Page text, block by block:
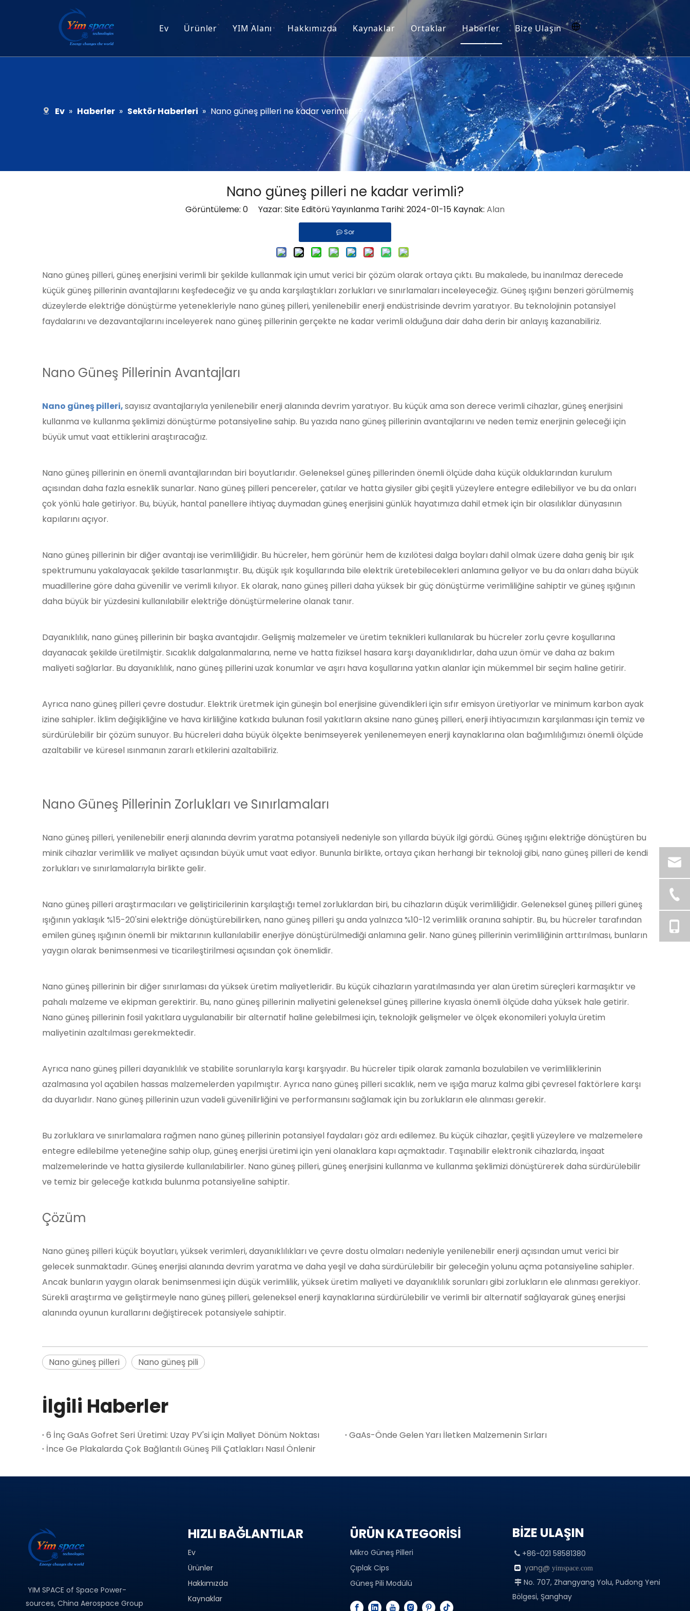
Ev Ürünler
Güneş Pili Modülü
Mikro Güneş Pilleri
Çıplak Cips
YIM Alanı Hakkımızda Kaynaklar
Teknik İpuçları
Hizmet
Ortaklar Haberler Bize Ulaşın
işe alım
Ev » Haberler » Sektör Haberleri » Nano güneş pilleri ne kadar verimlidir?
Nano güneş pilleri ne kadar verimli?
Görüntüleme: 0 Yazar: Site Editörü Yayınlanma Tarihi: 2024-01-15 Kaynak: Alan
Sor
Nano güneş pilleri, güneş enerjisini verimli bir şekilde kullanmak için umut verici bir çözüm olarak ortaya çıktı. Bu makalede, bu inanılmaz derecede
küçük güneş pillerinin avantajlarını keşfedeceğiz ve şu anda karşılaştıkları zorlukları ve sınırlamaları inceleyeceğiz. Güneş ışığını benzeri görülmemiş
düzeylerde elektriğe dönüştürme yetenekleriyle nano güneş pilleri, yenilenebilir enerji endüstrisinde devrim yaratıyor. Bu teknolojinin potansiyel
faydalarını ve dezavantajlarını inceleyerek nano güneş pillerinin gerçekte ne kadar verimli olduğuna dair daha derin bir anlayış kazanabiliriz.
Nano Güneş Pillerinin Avantajları
Nano güneş pilleri,sayısız avantajlarıyla yenilenebilir enerji alanında devrim yaratıyor. Bu küçük ama son derece verimli cihazlar, güneş enerjisini
kullanma ve kullanma şeklimizi dönüştürme potansiyeline sahip. Bu yazıda nano güneş pillerinin avantajlarını ve neden temiz enerjinin geleceği için
büyük umut vaat ettiklerini araştıracağız.
Nano güneş pillerinin en önemli avantajlarından biri boyutlarıdır. Geleneksel güneş pillerinden önemli ölçüde daha küçük olduklarından kurulum
açısından daha fazla esneklik sunarlar. Nano güneş pilleri pencereler, çatılar ve hatta giysiler gibi çeşitli yüzeylere entegre edilebiliyor ve bu da onları
çok yönlü hale getiriyor. Bu, büyük, hantal panellere ihtiyaç duymadan güneş enerjisini günlük hayatımıza dahil etmek için bir olasılıklar dünyasının
kapılarını açıyor.
Nano güneş pillerinin bir diğer avantajı ise verimliliğidir. Bu hücreler, hem görünür hem de kızılötesi dalga boyları dahil olmak üzere daha geniş bir ışık
spektrumunu yakalayacak şekilde tasarlanmıştır. Bu, düşük ışık koşullarında bile elektrik üretebilecekleri anlamına geliyor ve bu da onları daha büyük
muadillerine göre daha güvenilir ve verimli kılıyor. Ek olarak, nano güneş pilleri daha yüksek bir güç dönüştürme verimliliğine sahiptir ve güneş ışığının
daha büyük bir yüzdesini kullanılabilir elektriğe dönüştürmelerine olanak tanır.
Dayanıklılık, nano güneş pillerinin bir başka avantajıdır. Gelişmiş malzemeler ve üretim teknikleri kullanılarak bu hücreler zorlu çevre koşullarına
dayanacak şekilde üretilmiştir. Sıcaklık dalgalanmalarına, neme ve hatta fiziksel hasara karşı dayanıklıdırlar, daha uzun ömür ve daha az bakım
maliyeti sağlarlar. Bu dayanıklılık, nano güneş pillerini uzak konumlar ve aşırı hava koşullarına yatkın alanlar için mükemmel bir seçim haline getirir.
Ayrıca nano güneş pilleri çevre dostudur. Elektrik üretmek için güneşin bol enerjisine güvendikleri için sıfır emisyon üretiyorlar ve minimum karbon ayak
izine sahipler. İklim değişikliğine ve hava kirliliğine katkıda bulunan fosil yakıtların aksine nano güneş pilleri, enerji ihtiyacımızın karşılanması için temiz ve
sürdürülebilir bir çözüm sunuyor. Bu hücreleri daha büyük ölçekte benimseyerek yenilenemeyen enerji kaynaklarına olan bağımlılığımızı önemli ölçüde
azaltabilir ve küresel ısınmanın zararlı etkilerini azaltabiliriz.
Nano Güneş Pillerinin Zorlukları ve Sınırlamaları
Nano güneş pilleri, yenilenebilir enerji alanında devrim yaratma potansiyeli nedeniyle son yıllarda büyük ilgi gördü. Güneş ışığını elektriğe dönüştüren bu
minik cihazlar verimlilik ve maliyet açısından büyük umut vaat ediyor. Bununla birlikte, ortaya çıkan herhangi bir teknoloji gibi, nano güneş pilleri de kendi
zorlukları ve sınırlamalarıyla birlikte gelir.
Nano güneş pilleri araştırmacıları ve geliştiricilerinin karşılaştığı temel zorluklardan biri, bu cihazların düşük verimliliğidir. Geleneksel güneş pilleri güneş
ışığının yaklaşık %15-20'sini elektriğe dönüştürebilirken, nano güneş pilleri şu anda yalnızca %10-12 verimlilik oranına sahiptir. Bu, bu hücreler tarafından
emilen güneş ışığının önemli bir miktarının kullanılabilir enerjiye dönüştürülmediği anlamına gelir. Nano güneş pillerinin verimliliğinin arttırılması, bunların
yaygın olarak benimsenmesi ve ticarileştirilmesi açısından çok önemlidir.
Nano güneş pillerinin bir diğer sınırlaması da yüksek üretim maliyetleridir. Bu küçük cihazların yaratılmasında yer alan üretim süreçleri karmaşıktır ve
pahalı malzeme ve ekipman gerektirir. Bu, nano güneş pillerinin maliyetini geleneksel güneş pillerine kıyasla önemli ölçüde daha yüksek hale getirir.
Nano güneş pillerinin fosil yakıtlara uygulanabilir bir alternatif haline gelebilmesi için, teknolojik gelişmeler ve ölçek ekonomileri yoluyla üretim
maliyetinin azaltılması gerekmektedir.
Ayrıca nano güneş pilleri dayanıklılık ve stabilite sorunlarıyla karşı karşıyadır. Bu hücreler tipik olarak zamanla bozulabilen ve verimliliklerinin
azalmasına yol açabilen hassas malzemelerden yapılmıştır. Ayrıca nano güneş pilleri sıcaklık, nem ve ışığa maruz kalma gibi çevresel faktörlere karşı
da duyarlıdır. Nano güneş pillerinin uzun vadeli güvenilirliğini ve performansını sağlamak için bu zorlukların ele alınması gerekir.
Bu zorluklara ve sınırlamalara rağmen nano güneş pillerinin potansiyel faydaları göz ardı edilemez. Bu küçük cihazlar, çeşitli yüzeylere ve malzemelere
entegre edilebilme yeteneğine sahip olup, güneş enerjisi üretimi için yeni olanaklara kapı açmaktadır. Taşınabilir elektronik cihazlarda, inşaat
malzemelerinde ve hatta giysilerde kullanılabilirler. Nano güneş pilleri, güneş enerjisini kullanma ve kullanma şeklimizi dönüştürerek daha sürdürülebilir
ve temiz bir geleceğe katkıda bulunma potansiyeline sahiptir.
Çözüm
Nano güneş pilleri küçük boyutları, yüksek verimleri, dayanıklılıkları ve çevre dostu olmaları nedeniyle yenilenebilir enerji açısından umut verici bir
gelecek sunmaktadır. Güneş enerjisi alanında devrim yaratma ve daha yeşil ve daha sürdürülebilir bir geleceğin yolunu açma potansiyeline sahipler.
Ancak bunların yaygın olarak benimsenmesi için düşük verimlilik, yüksek üretim maliyeti ve dayanıklılık sorunları gibi zorlukların ele alınması gerekiyor.
Sürekli araştırma ve geliştirmeyle nano güneş pilleri, geleneksel enerji kaynaklarına sürdürülebilir ve verimli bir alternatif sağlayarak güneş enerjisi
alanında oyunun kurallarını değiştirecek potansiyele sahiptir.
Nano güneş pilleri Nano güneş pili
İlgili Haberler
6 İnç GaAs Gofret Seri Üretimi: Uzay PV'si için Maliyet Dönüm Noktası
GaAs-Önde Gelen Yarı İletken Malzemenin Sırları
İnce Ge Plakalarda Çok Bağlantılı Güneş Pili Çatlakları Nasıl Önlenir
YIM SPACE of Space Power-
sources, China Aerospace Group
HIZLI BAĞLANTILAR
Ev
Ürünler
Hakkımızda
Kaynaklar
ÜRÜN KATEGORİSİ
Mikro Güneş Pilleri
Çıplak Cips
Güneş Pili Modülü
BİZE ULAŞIN
 +86-021 58581380
 yang@ yimspace.com
 No. 707, Zhangyang Yolu, Pudong Yeni
Bölgesi, Şanghay